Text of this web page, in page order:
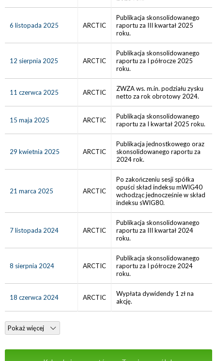
6 listopada 2025 ARCTIC
Publikacja skonsolidowanego
raportu za III kwartał 2025
roku.
12 sierpnia 2025 ARCTIC
Publikacja skonsolidowanego
raportu za I półrocze 2025
roku.
11 czerwca 2025 ARCTIC
ZWZA ws. m.in. podziału zysku
netto za rok obrotowy 2024.
15 maja 2025 ARCTIC
Publikacja skonsolidowanego
raportu za I kwartał 2025 roku.
29 kwietnia 2025 ARCTIC
Publikacja jednostkowego oraz
skonsolidowanego raportu za
2024 rok.
21 marca 2025 ARCTIC
Po zakończeniu sesji spółka
opuści skład indeksu mWIG40
wchodząc jednocześnie w skład
indeksu sWIG80.
7 listopada 2024 ARCTIC
Publikacja skonsolidowanego
raportu za III kwartał 2024
roku.
8 sierpnia 2024 ARCTIC
Publikacja skonsolidowanego
raportu za I półrocze 2024
roku.
18 czerwca 2024 ARCTIC
Wypłata dywidendy 1 zł na
akcję.
Pokaż więcej